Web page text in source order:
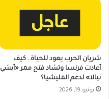
شريان الحرب يعود للحياة.. كيف
أعادت فرنسا وتشاد فتح ممر «أبشي
نيالا» لدعم المليشيا؟
يونيو 19, 2026